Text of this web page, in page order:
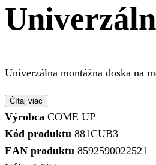
Univerzálna montážna doska na
Čítaj viac
Výrobca COME UP
Kód produktu 881CUB3
EAN produktu 8592590022521